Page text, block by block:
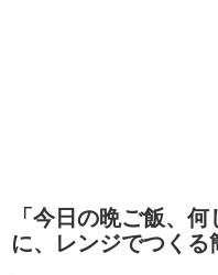
「今日の晩ご飯、
に、レンジでつくる